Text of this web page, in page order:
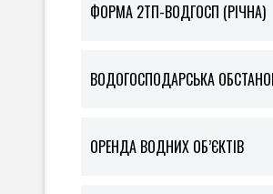
ФOРМА 2ТП-ВОДГОСП (РІЧНА)
ВОДОГОСПОДАРСЬКА
ОРЕНДА ВОДНИХ ОБ’ЄКТІВ